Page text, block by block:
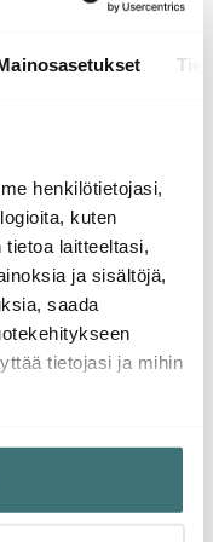
henkilötietojasi,
kuten
laitteeltasi,
ja sisältöjä,
saada
tietojasi ja mihin
sijainnistasi,
28.00 €